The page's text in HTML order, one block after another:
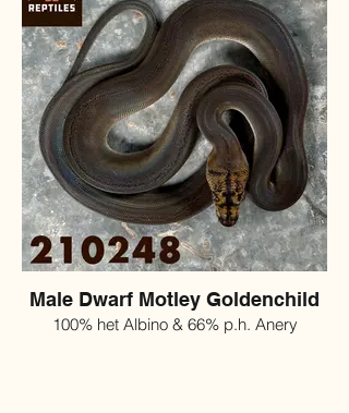
Male Dwarf Motley Goldenchild
100% het Albino & 66% p.h. Anery